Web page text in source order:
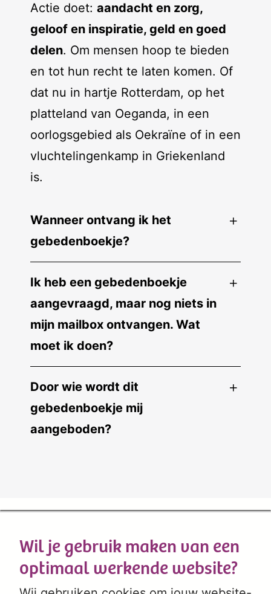
Actie doet: aandacht en zorg,
geloof en inspiratie, geld en goed
delen. Om mensen hoop te bieden
en tot hun recht te laten komen. Of
dat nu in hartje Rotterdam, op het
platteland van Oeganda, in een
oorlogsgebied als Oekraïne of in een
vluchtelingenkamp in Griekenland
is.
Wanneer ontvang ik het
gebedenboekje?
Ik heb een gebedenboekje
aangevraagd, maar nog niets in
mijn mailbox ontvangen. Wat
moet ik doen?
Door wie wordt dit
gebedenboekje mij
aangeboden?
Wil je gebruik maken van een
optimaal werkende website?